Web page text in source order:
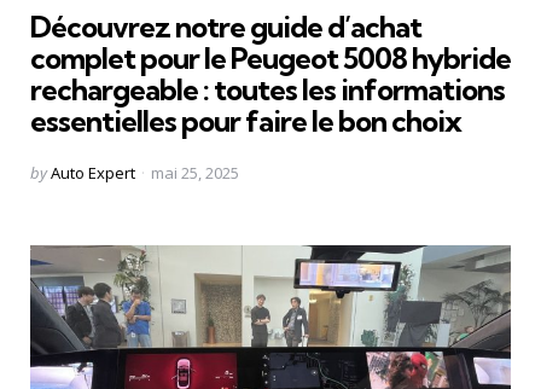
Découvrez notre guide d’achat
complet pour le Peugeot 5008 hybride
rechargeable : toutes les informations
essentielles pour faire le bon choix
Posted
byAuto Expert mai 25, 2025